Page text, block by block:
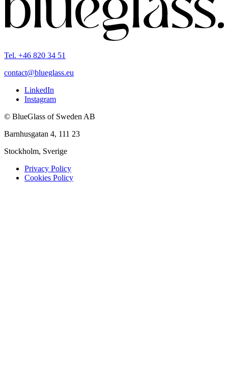
Tel. +46 820 34 51
contact@blueglass.eu
LinkedIn
Instagram
© BlueGlass of Sweden AB
Barnhusgatan 4, 111 23
Stockholm, Sverige
Privacy Policy
Cookies Policy